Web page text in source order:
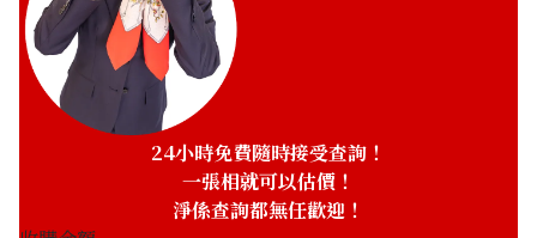
IWC Portugieser
Perpetual Calendar
IW344207
收購日期: 2026年6月
參考回收價
HKD 27,880.11
收購日期: 2026年5月
24小時免費隨時接受查詢！
一張相就可以估價！
淨係查詢都無任歡迎！